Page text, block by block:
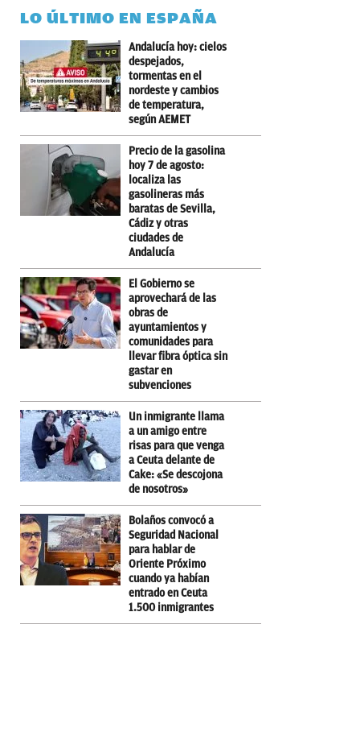
LO ÚLTIMO EN ESPAÑA
Andalucía hoy: cielos
despejados,
tormentas en el
nordeste y cambios
de temperatura,
según AEMET
Precio de la gasolina
hoy 7 de agosto:
localiza las
gasolineras más
baratas de Sevilla,
Cádiz y otras
ciudades de
Andalucía
El Gobierno se
aprovechará de las
obras de
ayuntamientos y
comunidades para
llevar fibra óptica sin
gastar en
subvenciones
Un inmigrante llama
a un amigo entre
risas para que venga
a Ceuta delante de
Cake: «Se descojona
de nosotros»
Bolaños convocó a
Seguridad Nacional
para hablar de
Oriente Próximo
cuando ya habían
entrado en Ceuta
1.500 inmigrantes